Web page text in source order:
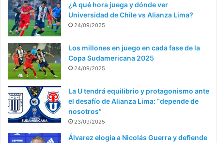
¿A qué hora juega y dónde ver
Universidad de Chile vs Alianza Lima?
24/09/2025
Los millones en juego en cada fase de la
Copa Sudamericana 2025
24/09/2025
La U tendrá equilibrio y protagonismo ante
el desafío de Alianza Lima: “depende de
nosotros”
23/09/2025
Álvarez elogia a Nicolás Guerra y defiende